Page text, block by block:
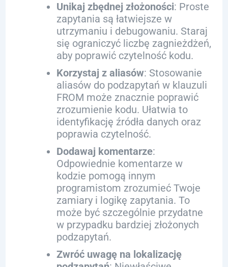
Unikaj zbędnej złożoności: Proste
zapytania są łatwiejsze w
utrzymaniu i debugowaniu. Staraj
się ograniczyć liczbę zagnieżdżeń,
aby poprawić czytelność kodu.
Korzystaj z aliasów: Stosowanie
aliasów do podzapytań w klauzuli
FROM może znacznie poprawić
zrozumienie kodu. Ułatwia to
identyfikację źródła danych oraz
poprawia czytelność.
Dodawaj komentarze:
Odpowiednie komentarze w
kodzie pomogą innym
programistom zrozumieć Twoje
zamiary i logikę zapytania. To
może być szczególnie przydatne
w przypadku bardziej złożonych
podzapytań.
Zwróć uwagę na lokalizację